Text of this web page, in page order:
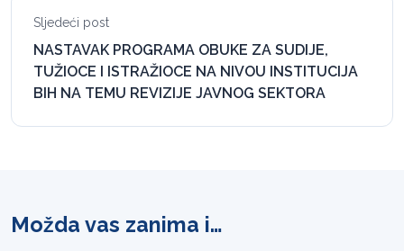
Sljedeći post
NASTAVAK PROGRAMA OBUKE ZA SUDIJE,
TUŽIOCE I ISTRAŽIOCE NA NIVOU INSTITUCIJA
BIH NA TEMU REVIZIJE JAVNOG SEKTORA
Možda vas zanima i…